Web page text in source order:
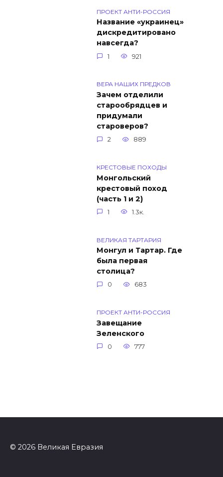
ПРОЕКТ АНТИ-РОССИЯ
Название «украинец»
дискредитировано
навсегда?
1 921
ВЕРА НАШИХ ПРЕДКОВ
Зачем отделили
старообрядцев и
придумали
староверов?
2 889
КРЕСТОВЫЕ ПОХОДЫ
Монгольский
крестовый поход
(часть 1 и 2)
1 1.3к.
ВЕЛИКАЯ ТАРТАРИЯ
Монгул и Тартар. Где
была первая
столица?
0 683
ПРОЕКТ АНТИ-РОССИЯ
Завещание
Зеленского
0 777
© 2026 Великая Евразия